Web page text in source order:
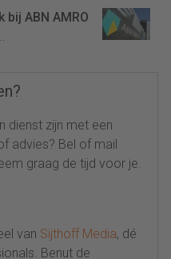
bij ABN AMRO
dienst zijn met een
advies? Bel of mail
graag de tijd voor je.
van Sijthoff Media, dé
Benut de